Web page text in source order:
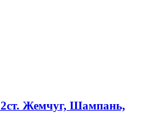
Жемчуг, Шампань,